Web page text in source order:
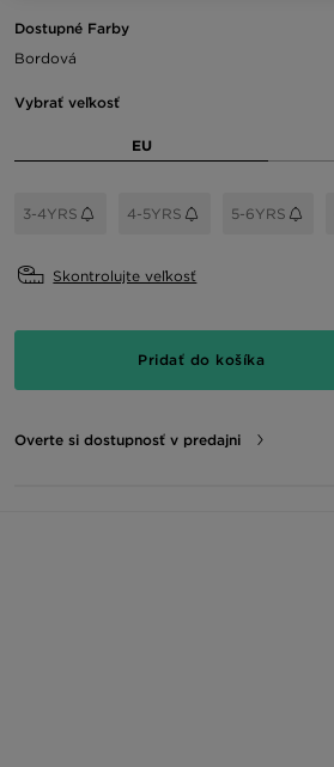
Dostupné Farby
Bordová
Vybrať veľkosť
EU
3-4YRS 4-5YRS 5-6YRS
Skontrolujte veľkosť
Pridať do košíka
Overte si dostupnosť v predajni